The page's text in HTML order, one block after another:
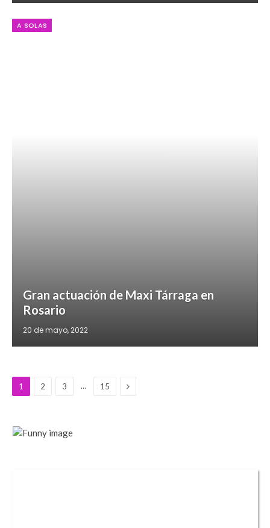
A SOLAS
Gran actuación de Maxi Tárraga en
Rosario
20 de mayo, 2022
1 2 3 … 15 Next